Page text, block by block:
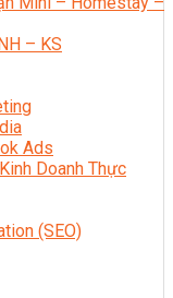
– KS
Ads
Doanh Thực
(SEO)